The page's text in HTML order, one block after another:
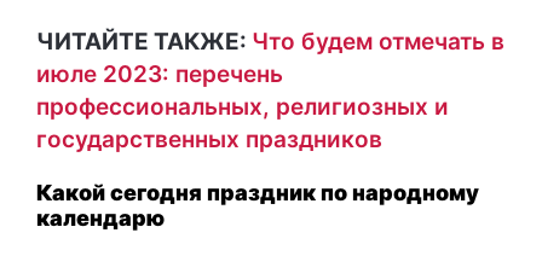
ЧИТАЙТЕ ТАКЖЕ: Что будем отмечать в
июле 2023: перечень
профессиональных, религиозных и
государственных праздников
Какой сегодня праздник по народному
календарю